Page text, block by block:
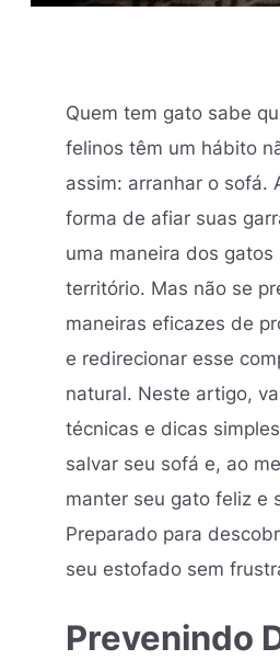
Quem tem gato sabe
felinos têm um hábito
assim: arranhar o sofá.
forma de afiar suas
uma maneira dos gatos
território. Mas não se
maneiras eficazes de
e redirecionar esse
natural. Neste artigo,
técnicas e dicas
salvar seu sofá e, ao
manter seu gato feliz e
Preparado para
seu estofado sem
Prevenindo